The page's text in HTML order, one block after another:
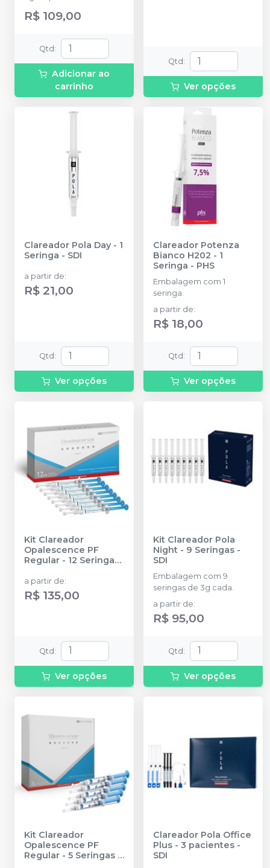
hidrogênio + 2g de
Espessante + 2g de
Placa para preparo do
gel + Top Dam Azul com
1g + 2 ponteiras.
R$ 109,00
Qtd :
Adicionar ao
carrinho
Qtd :
Ver opções
Clareador Pola Day - 1
Seringa - SDI
a partir de:
R$ 21,00
Qtd :
Ver opções
Clareador Potenza
Bianco H202 - 1
Seringa - PHS
Embalagem com 1
seringa.
a partir de:
R$ 18,00
Qtd :
Ver opções
Kit Clareador
Opalescence PF
Regular - 12 Seringas
a partir de:
R$ 135,00
Qtd :
Ver opções
Kit Clareador Pola
Night - 9 Seringas -
SDI
Embalagem com 9
seringas de 3g cada.
a partir de:
R$ 95,00
Qtd :
Ver opções
Kit Clareador
Opalescence PF
Regular - 5 Seringas -
Clareador Pola Office
Plus - 3 pacientes -
SDI